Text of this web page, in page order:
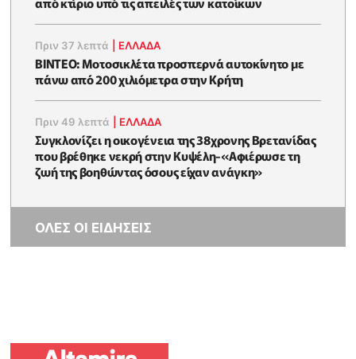
Πριν 37 λεπτά ΕΛΛΑΔΑ
ΒΙΝΤΕΟ: Μοτοσικλέτα προσπερνά αυτοκίνητο με
πάνω από 200 χιλιόμετρα στην Κρήτη
Πριν 49 λεπτά ΕΛΛΑΔΑ
Συγκλονίζει η οικογένεια της 38χρονης Βρετανίδας
που βρέθηκε νεκρή στην Κυψέλη-«Αφιέρωσε τη
ζωή της βοηθώντας όσους είχαν ανάγκη»
ΟΛΕΣ ΟΙ ΕΙΔΗΣΕΙΣ